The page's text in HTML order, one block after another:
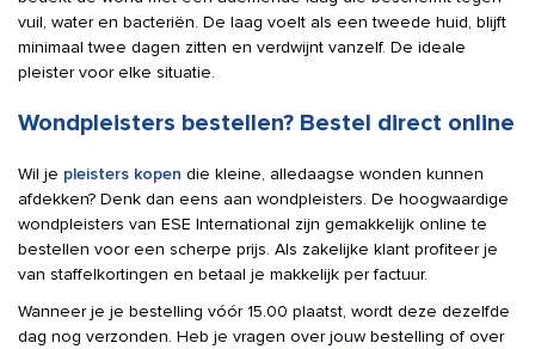
vuil, water en bacteriën. De laag voelt als een tweede huid, blijft
minimaal twee dagen zitten en verdwijnt vanzelf. De ideale
pleister voor elke situatie.
Wondpleisters bestellen? Bestel direct online
Wil je pleisters kopen die kleine, alledaagse wonden kunnen
afdekken? Denk dan eens aan wondpleisters. De hoogwaardige
wondpleisters van ESE International zijn gemakkelijk online te
bestellen voor een scherpe prijs. Als zakelijke klant profiteer je
van staffelkortingen en betaal je makkelijk per factuur.
Wanneer je je bestelling vóór 15.00 plaatst, wordt deze dezelfde
dag nog verzonden. Heb je vragen over jouw bestelling of over